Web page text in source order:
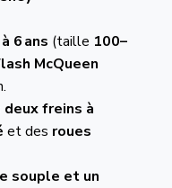
6 ans (taille 100–
McQueen
deux freins à
et des roues
souple et un